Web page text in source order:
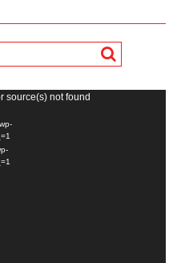
source(s) not found